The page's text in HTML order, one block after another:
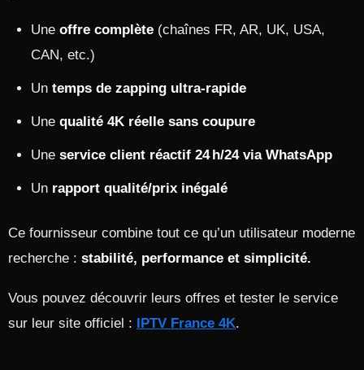
Une offre complète (chaînes FR, AR, UK, USA,
CAN, etc.)
Un temps de zapping ultra-rapide
Une qualité 4K réelle sans coupure
Une service client réactif 24 h/24 via WhatsApp
Un rapport qualité/prix inégalé
Ce fournisseur combine tout ce qu’un utilisateur moderne
recherche : stabilité, performance et simplicité.
Vous pouvez découvrir leurs offres et tester le service
sur leur site officiel : IPTV France 4K.